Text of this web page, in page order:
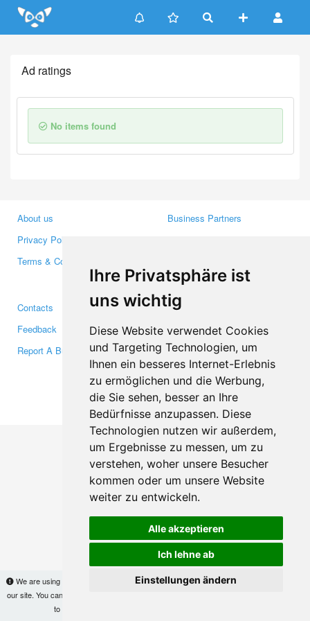
Ihre Privatsphäre ist
uns wichtig
Diese Website verwendet Cookies
und Targeting Technologien, um
Ihnen ein besseres Internet-Erlebnis
zu ermöglichen und die Werbung,
die Sie sehen, besser an Ihre
Bedürfnisse anzupassen. Diese
Technologien nutzen wir außerdem,
um Ergebnisse zu messen, um zu
verstehen, woher unsere Besucher
kommen oder um unsere Website
weiter zu entwickeln.
Alle akzeptieren
Ich lehne ab
Einstellungen ändern
Update cookies preferences
We are using cookies to provide statistics that help us give you the best experience of
our site. You can find out more
to use the site without changes, you are agreeing to it.
Ad ratings
No items found
About us
Privacy Policy
Terms & Conditions
Business Partners
Media
Contacts
Feedback
Report A Bug
Facebook
Twitter
YouTube
Google+
Makis© Copyright 2026